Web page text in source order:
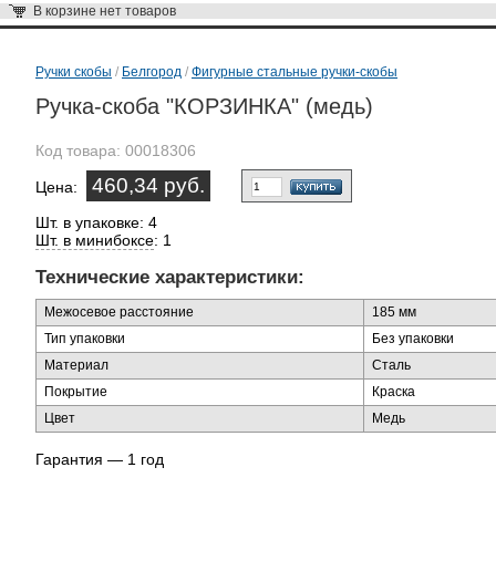
В корзине нет товаров
Ручки скобы / Белгород / Фигурные стальные ручки-скобы
Ручка-скоба "КОРЗИНКА" (медь)
Код товара: 00018306
Цена: 460,34 руб.
Шт. в упаковке: 4
Шт. в минибоксе: 1
Технические характеристики:
Межосевое расстояние
185 мм
Тип упаковки
Без упаковки
Материал
Сталь
Покрытие
Краска
Цвет
Медь
Гарантия — 1 год